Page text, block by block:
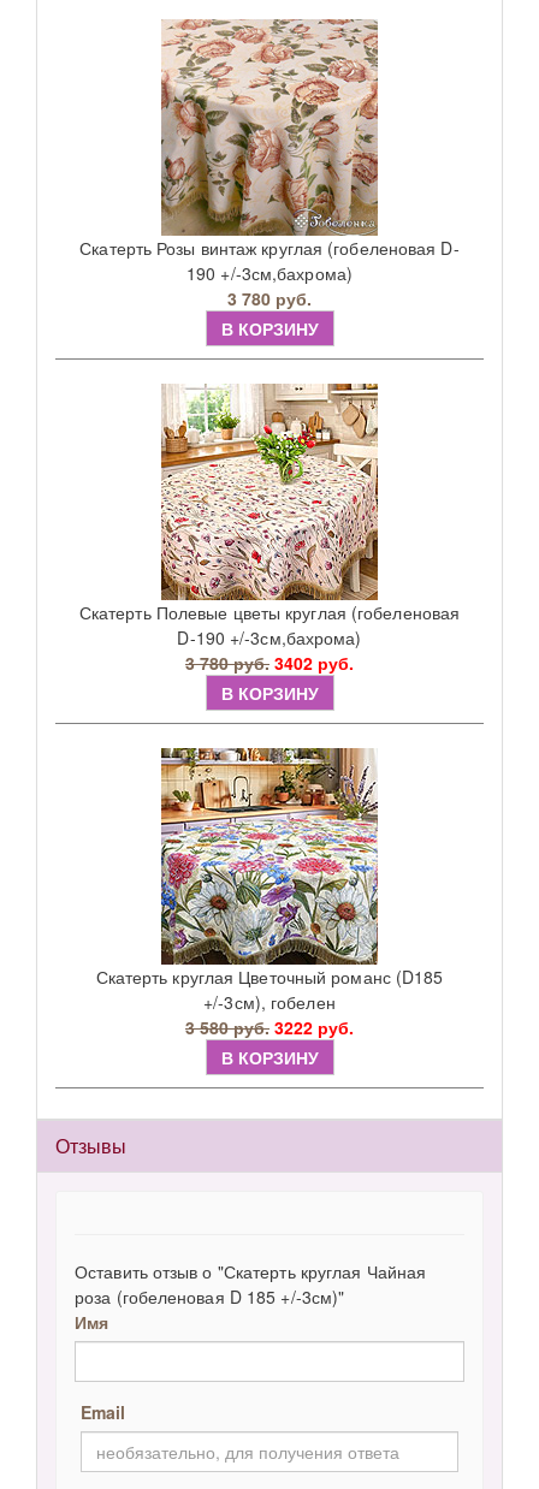
Скатерть Розы винтаж круглая (гобеленовая D-
190 +/-3см,бахрома)
3 780 руб.
В КОРЗИНУ
Скатерть Полевые цветы круглая (гобеленовая
D-190 +/-3см,бахрома)
3 780 руб. 3402 руб.
В КОРЗИНУ
Скатерть круглая Цветочный романс (D185
+/-3см), гобелен
3 580 руб. 3222 руб.
В КОРЗИНУ
Отзывы
Оставить отзыв о "Скатерть круглая Чайная
роза (гобеленовая D 185 +/-3см)"
Имя
Email